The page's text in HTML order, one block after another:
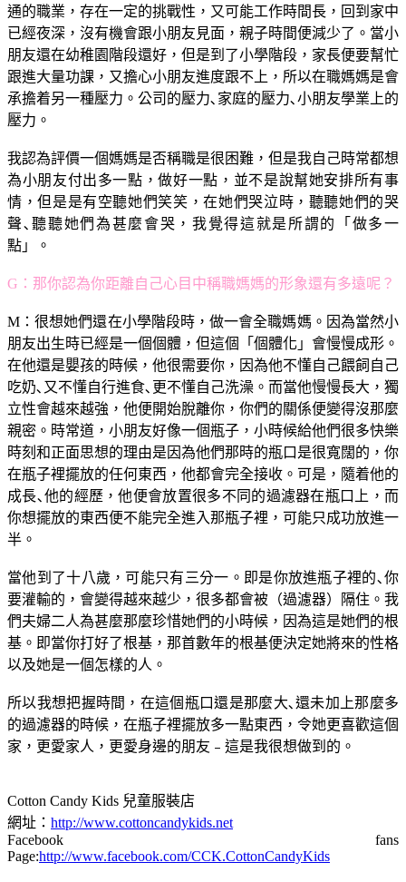
通的職業，存在一定的挑戰性，又可能工作時間長，回到家中
已經夜深，沒有機會跟小朋友見面，親子時間便減少了。當小
朋友還在幼稚園階段還好，但是到了小學階段，家長便要幫忙
跟進大量功課，又擔心小朋友進度跟不上，所以在職媽媽是會
承擔着另一種壓力。公司的壓力､家庭的壓力､小朋友學業上的
壓力。
我認為評價一個媽媽是否稱職是很困難，但是我自己時常都想
為小朋友付出多一點，做好一點，並不是說幫她安排所有事
情，但是是有空聽她們笑笑，在她們哭泣時，聽聽她們的哭
聲､聽聽她們為甚麼會哭，我覺得這就是所謂的「做多一
點」。
G：那你認為你距離自己心目中稱職媽媽的形象還有多遠呢？
M：很想她們還在小學階段時，做一會全職媽媽。因為當然小
朋友出生時已經是一個個體，但這個「個體化」會慢慢成形。
在他還是嬰孩的時候，他很需要你，因為他不懂自己餵飼自己
吃奶､又不懂自行進食､更不懂自己洗澡。而當他慢慢長大，獨
立性會越來越強，他便開始脫離你，你們的關係便變得沒那麼
親密。時常道，小朋友好像一個瓶子，小時候給他們很多快樂
時刻和正面思想的理由是因為他們那時的瓶口是很寬闊的，你
在瓶子裡擺放的任何東西，他都會完全接收。可是，隨着他的
成長､他的經歷，他便會放置很多不同的過濾器在瓶口上，而
你想擺放的東西便不能完全進入那瓶子裡，可能只成功放進一
半。
當他到了十八歲，可能只有三分一。即是你放進瓶子裡的､你
要灌輸的，會變得越來越少，很多都會被（過濾器）隔住。我
們夫婦二人為甚麼那麼珍惜她們的小時候，因為這是她們的根
基。即當你打好了根基，那首數年的根基便決定她將來的性格
以及她是一個怎樣的人。
所以我想把握時間，在這個瓶口還是那麼大､還未加上那麼多
的過濾器的時候，在瓶子裡擺放多一點東西，令她更喜歡這個
家，更愛家人，更愛身邊的朋友﹣這是我很想做到的。
Cotton Candy Kids 兒童服裝店
網址： http://www.cottoncandykids.net
Facebook fans
Page:http://www.facebook.com/CCK.CottonCandyKids